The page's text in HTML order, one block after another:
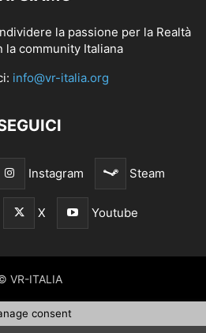
la passione per la Realtà
la community Italiana
info@vr-italia.org
Instagram Steam
X Youtube
VR-ITALIA
consent